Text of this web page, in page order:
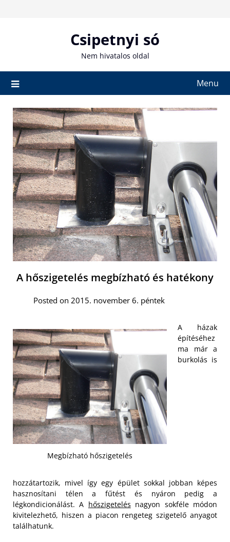
Csipetnyi só
Nem hivatalos oldal
Menu
A hőszigetelés megbízható és hatékony
Posted on 2015. november 6. péntek
Megbízható hőszigetelés
A házak
építéséhez
ma már a
burkolás is
hozzátartozik, mivel így egy épület sokkal jobban képes
hasznosítani télen a fűtést és nyáron pedig a
légkondicionálást. A hőszigetelés nagyon sokféle módon
kivitelezhető, hiszen a piacon rengeteg szigetelő anyagot
találhatunk.